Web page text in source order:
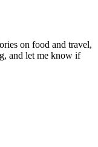
on food and travel,
and let me know if